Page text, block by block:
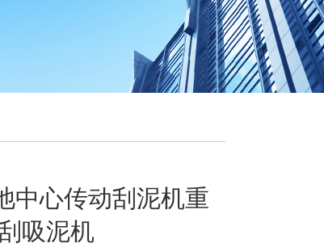
中心传动刮泥机重
吸泥机